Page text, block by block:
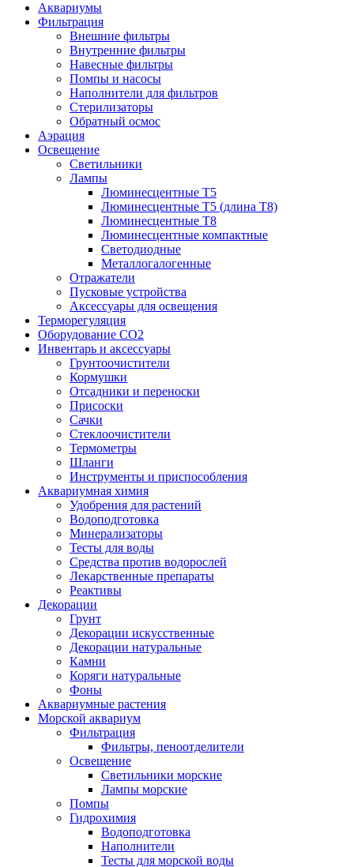
Аквариумы
Фильтрация
Внешние фильтры
Внутренние фильтры
Навесные фильтры
Помпы и насосы
Наполнители для фильтров
Стерилизаторы
Обратный осмос
Аэрация
Освещение
Светильники
Лампы
Люминесцентные T5
Люминесцентные T5 (длина T8)
Люминесцентные T8
Люминесцентные компактные
Светодиодные
Металлогалогенные
Отражатели
Пусковые устройства
Аксессуары для освещения
Терморегуляция
Оборудование CO2
Инвентарь и аксессуары
Грунтоочистители
Кормушки
Отсадники и переноски
Присоски
Сачки
Стеклоочистители
Термометры
Шланги
Инструменты и приспособления
Аквариумная химия
Удобрения для растений
Водоподготовка
Минерализаторы
Тесты для воды
Средства против водорослей
Лекарственные препараты
Реактивы
Декорации
Грунт
Декорации искусственные
Декорации натуральные
Камни
Коряги натуральные
Фоны
Аквариумные растения
Морской аквариум
Фильтрация
Фильтры, пеноотделители
Освещение
Светильники морские
Лампы морские
Помпы
Гидрохимия
Водоподготовка
Наполнители
Тесты для морской воды